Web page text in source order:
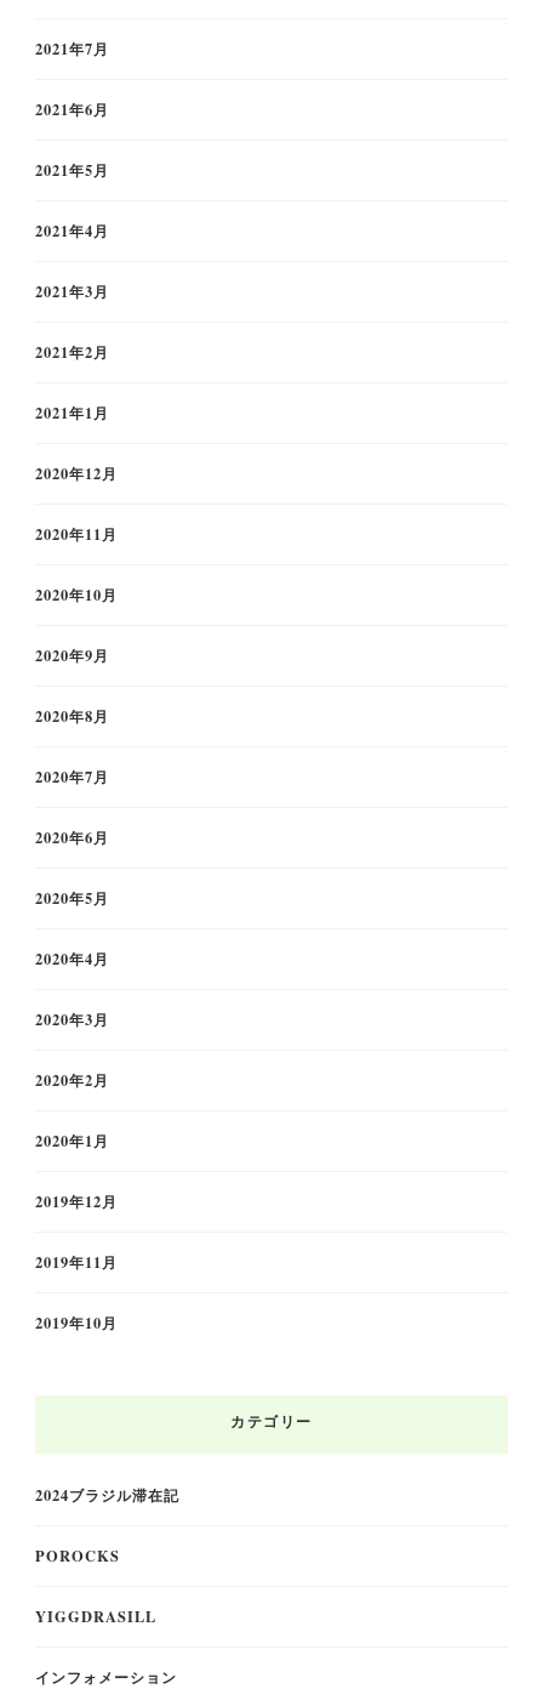
2021年7月
2021年6月
2021年5月
2021年4月
2021年3月
2021年2月
2021年1月
2020年12月
2020年11月
2020年10月
2020年9月
2020年8月
2020年7月
2020年6月
2020年5月
2020年4月
2020年3月
2020年2月
2020年1月
2019年12月
2019年11月
2019年10月
カテゴリー
2024ブラジル滞在記
POROCKS
YIGGDRASILL
インフォメーション